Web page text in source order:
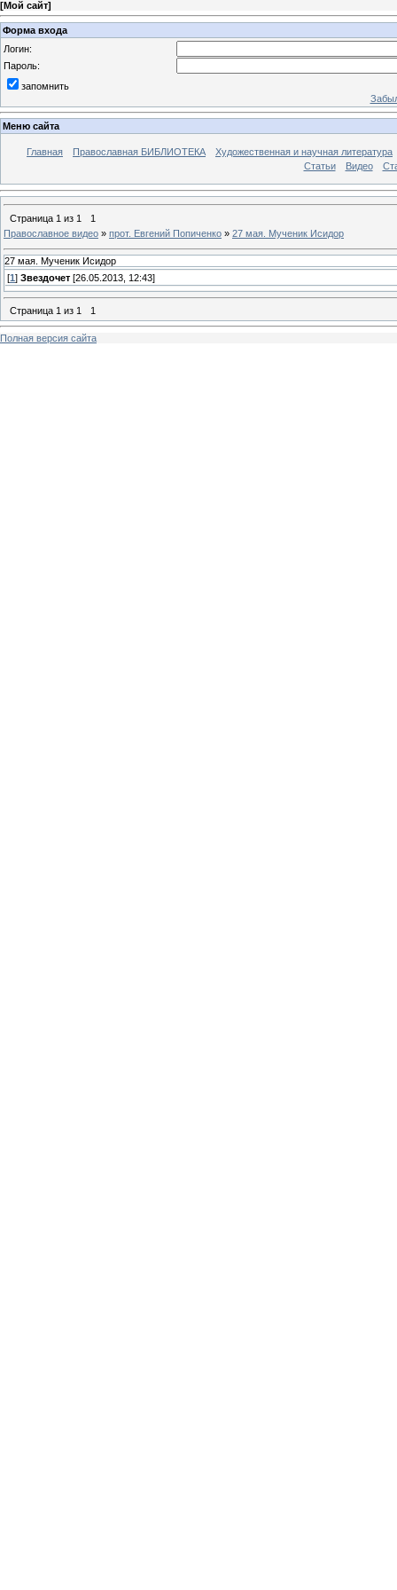
[Мой сайт]
Форма входа
Логин:
Пароль:
запомнить
Меню сайта
Главная Православная БИБЛИОТЕКА
Художественная и научная литература
Статьи
Видео
Страница 1 из 1
1
Православное видео » прот. Евгений Попиченко » 27 мая. Мученик Исидор
27 мая. Мученик Исидор
[1 ] Звездочет [26.05.2013, 12:43]
Страница 1 из 1 1
Полная версия сайта